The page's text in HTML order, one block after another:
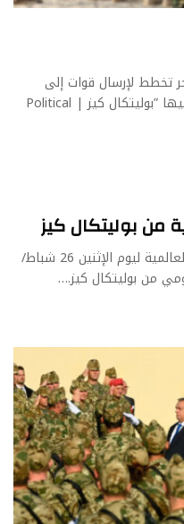
تخطط لإرسال قوات إلى
تشاد أفادت معلومات خاصة حصلت عليها ”بوليتكال كيز | Political
من بوليتكال كيز​
مزيد من التفاصيل حول آخر التطورات العالمية ليوم الإثنين 26 شباط/